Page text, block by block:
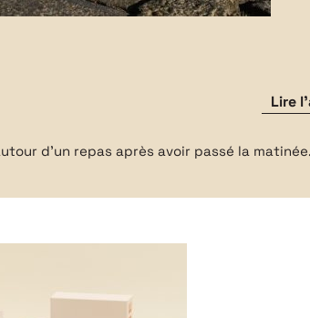
Lire
d’un repas après avoir passé la